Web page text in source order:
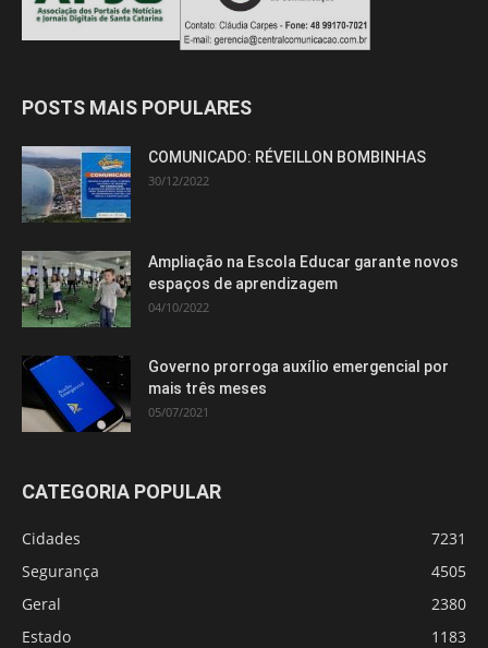
POSTS MAIS POPULARES
COMUNICADO: RÉVEILLON BOMBINHAS
30/12/2022
Ampliação na Escola Educar garante novos
espaços de aprendizagem
04/10/2022
Governo prorroga auxílio emergencial por
mais três meses
05/07/2021
CATEGORIA POPULAR
Cidades
7231
Segurança
4505
Geral
2380
Estado
1183